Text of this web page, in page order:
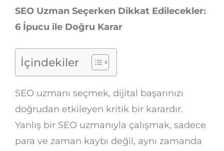
SEO Uzman Seçerken Dikkat Edilecekler:
6 İpucu ile Doğru Karar
İçindekiler
SEO uzmanı seçmek, dijital başarınızı
doğrudan etkileyen kritik bir karardır.
Yanlış bir SEO uzmanıyla çalışmak, sadece
para ve zaman kaybı değil, aynı zamanda